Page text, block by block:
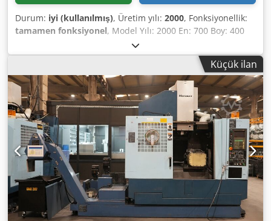
Durum: iyi (kullanılmış), Üretim yılı: 2000, Fonksiyonellik:
tamamen fonksiyonel, Model Yılı: 2000 En: 700 Boy: 400
Yükseklik: 500 Eksen Sayısı: 5 Tutucu: BBT40 Dsdpjx T
Dipofx Ab Hsck Mil Hızı (Rpm): 20.000 İşlenebilir Malzeme
Cinsi: Çelik, Alüminyum, Titanyum, grafit, Bakır, İnvar,
Kompozit, Derlin, Peek
Küçük ilan